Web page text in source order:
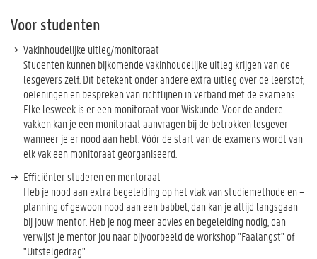
Voor studenten
Vakinhoudelijke uitleg/monitoraat
Studenten kunnen bijkomende vakinhoudelijke uitleg krijgen van de
lesgevers zelf. Dit betekent onder andere extra uitleg over de leerstof,
oefeningen en bespreken van richtlijnen in verband met de examens.
Elke lesweek is er een monitoraat voor Wiskunde. Voor de andere
vakken kan je een monitoraat aanvragen bij de betrokken lesgever
wanneer je er nood aan hebt. Vóór de start van de examens wordt van
elk vak een monitoraat georganiseerd.
Efficiënter studeren en mentoraat
Heb je nood aan extra begeleiding op het vlak van studiemethode en –
planning of gewoon nood aan een babbel, dan kan je altijd langsgaan
bij jouw mentor. Heb je nog meer advies en begeleiding nodig, dan
verwijst je mentor jou naar bijvoorbeeld de workshop "Faalangst" of
"Uitstelgedrag".